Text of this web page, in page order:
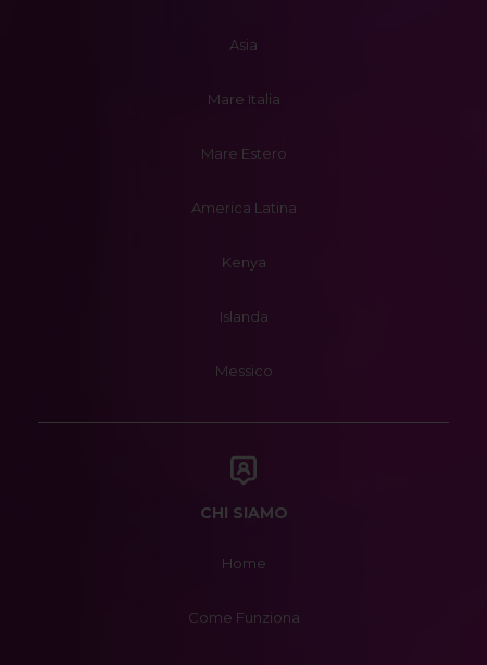
Asia
Mare Italia
Mare Estero
America Latina
Kenya
Islanda
Messico
CHI SIAMO
Home
Come Funziona